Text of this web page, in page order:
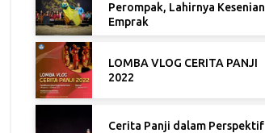
Perompak, Lahirnya Kesenian
Emprak
LOMBA VLOG CERITA PANJI
2022
Cerita Panji dalam Perspektif